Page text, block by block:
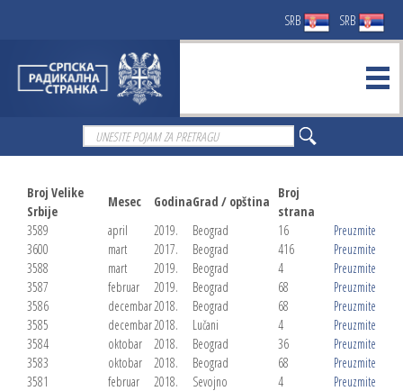
SRB SRB
Broj Velike
Srbije
Mesec GodinaGrad / opština
Broj
strana
3589
april 2019. Beograd 16
Preuzmite
3600
mart 2017. Beograd 416
Preuzmite
3588
mart 2019. Beograd 4
Preuzmite
3587
februar 2019. Beograd 68
Preuzmite
3586
decembar2018. Beograd 68
Preuzmite
3585
decembar2018. Lučani 4
Preuzmite
3584
oktobar 2018. Beograd 36
Preuzmite
3583
oktobar 2018. Beograd 68
Preuzmite
3581
februar 2018. Sevojno 4
Preuzmite